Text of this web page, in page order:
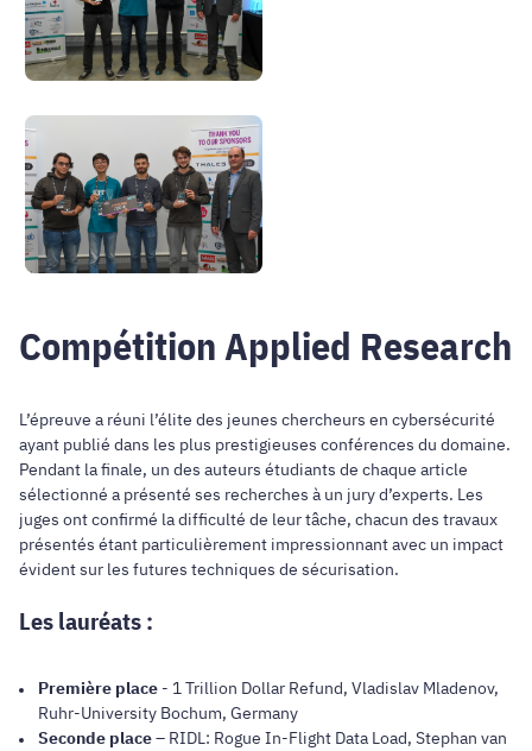
Compétition Applied Research
L’épreuve a réuni l’élite des jeunes chercheurs en cybersécurité
ayant publié dans les plus prestigieuses conférences du domaine.
Pendant la finale, un des auteurs étudiants de chaque article
sélectionné a présenté ses recherches à un jury d’experts. Les
juges ont confirmé la difficulté de leur tâche, chacun des travaux
présentés étant particulièrement impressionnant avec un impact
évident sur les futures techniques de sécurisation.
Les lauréats :
Première place - 1 Trillion Dollar Refund, Vladislav Mladenov,
Ruhr-University Bochum, Germany
Seconde place– RIDL: Rogue In-Flight Data Load, Stephan van